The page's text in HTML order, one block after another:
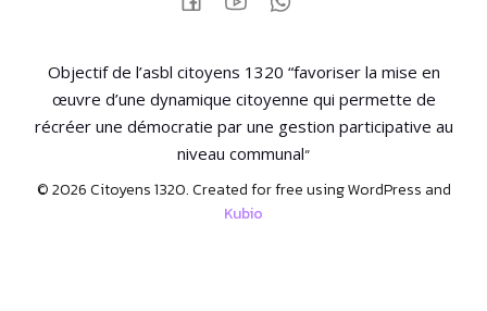
Objectif de l’asbl citoyens 1320 “favoriser la mise en
œuvre d’une dynamique citoyenne qui permette de
récréer une démocratie par une gestion participative au
niveau communal“
© 2026 Citoyens 1320. Created for free using WordPress and
Kubio